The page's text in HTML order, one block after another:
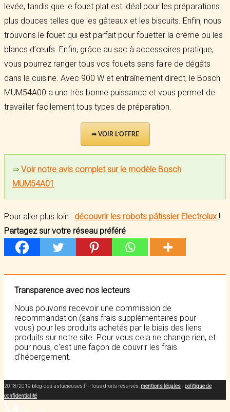
levée, tandis que le fouet plat est idéal pour les préparations
plus douces telles que les gâteaux et les biscuits. Enfin, nous
trouvons le fouet qui est parfait pour fouetter la crème ou les
blancs d’œufs. Enfin, grâce au sac à accessoires pratique,
vous pourrez ranger tous vos fouets sans faire de dégâts
dans la cuisine. Avec 900 W et entraînement direct, le Bosch
MUM54A00 a une très bonne puissance et vous permet de
travailler facilement tous types de préparation.
➦ VOIR L’OFFRE
⇒ Voir notre avis complet sur le modèle Bosch
MUM54A01
Pour aller plus loin : découvrir les robots pâtissier Electrolux !
Partagez sur votre réseau préféré
Transparence avec nos lecteurs
Nous pouvons recevoir une commission de
recommandation (sans frais supplémentaires pour
vous) pour les produits achetés par le biais des liens
produits sur notre site. Pour vous cela ne change rien, et
pour nous, c'est une façon de couvrir les frais
d'hébergement.
2018/2019 blog-des-astucieuses.fr - Tous droits réservés. mentions légales- politique de
confidentialité